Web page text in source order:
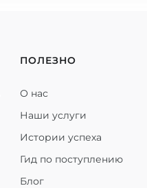
ПОЛЕЗНО
О нас
Наши услуги
Истории успеха
Гид по поступлению
Блог